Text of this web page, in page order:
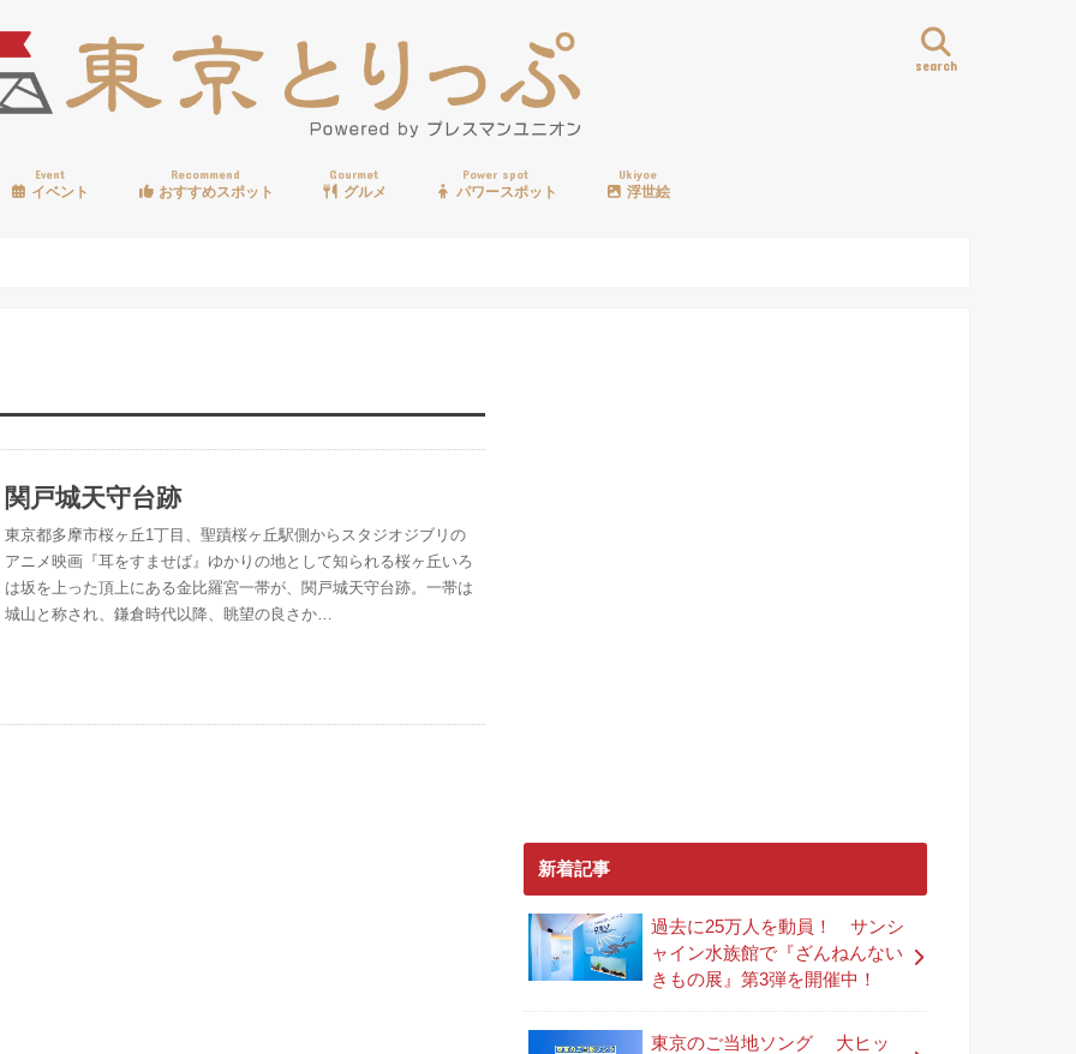
search
Event
イベント
Recommend
おすすめスポット
Gourmet
グルメ
Power spot
パワースポット
Ukiyoe
浮世絵
関戸城天守台跡
東京都多摩市桜ヶ丘1丁目、聖蹟桜ヶ丘駅側からスタジオジブリの
アニメ映画『耳をすませば』ゆかりの地として知られる桜ヶ丘いろ
は坂を上った頂上にある金比羅宮一帯が、関戸城天守台跡。一帯は
城山と称され、鎌倉時代以降、眺望の良さか…
新着記事
過去に25万人を動員！ サンシ
ャイン水族館で『ざんねんない
きもの展』第3弾を開催中！
東京のご当地ソング 大ヒッ